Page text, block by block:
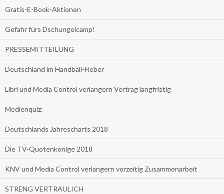
Gratis-E-Book-Aktionen
Gefahr fürs Dschungelcamp!
PRESSEMITTEILUNG
Deutschland im Handball-Fieber
Libri und Media Control verlängern Vertrag langfristig
Medienquiz:
Deutschlands Jahrescharts 2018
Die TV-Quotenkönige 2018
KNV und Media Control verlängern vorzeitig Zusammenarbeit
STRENG VERTRAULICH